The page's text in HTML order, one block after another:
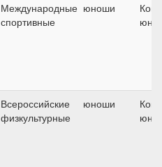
Международные
спортивные
юноши
Всероссийские
физкультурные
юноши